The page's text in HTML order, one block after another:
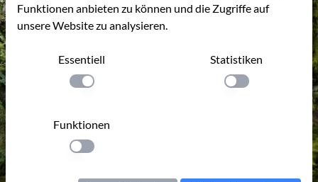
Funktionen anbieten zu können und die Zugriffe auf
unsere Website zu analysieren.
Essentiell
Einstellung anwenden
Statistiken
Einstellung
Funktionen
Einstellung anwenden